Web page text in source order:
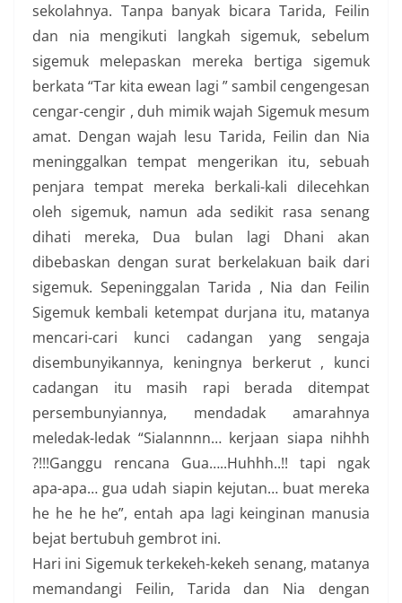
sekolahnya. Tanpa banyak bicara Tarida, Feilin
dan nia mengikuti langkah sigemuk, sebelum
sigemuk melepaskan mereka bertiga sigemuk
berkata “Tar kita ewean lagi ” sambil cengengesan
cengar-cengir , duh mimik wajah Sigemuk mesum
amat. Dengan wajah lesu Tarida, Feilin dan Nia
meninggalkan tempat mengerikan itu, sebuah
penjara tempat mereka berkali-kali dilecehkan
oleh sigemuk, namun ada sedikit rasa senang
dihati mereka, Dua bulan lagi Dhani akan
dibebaskan dengan surat berkelakuan baik dari
sigemuk. Sepeninggalan Tarida , Nia dan Feilin
Sigemuk kembali ketempat durjana itu, matanya
mencari-cari kunci cadangan yang sengaja
disembunyikannya, keningnya berkerut , kunci
cadangan itu masih rapi berada ditempat
persembunyiannya, mendadak amarahnya
meledak-ledak “Sialannnn… kerjaan siapa nihhh
?!!!Ganggu rencana Gua…..Huhhh..!! tapi ngak
apa-apa… gua udah siapin kejutan… buat mereka
he he he he”, entah apa lagi keinginan manusia
bejat bertubuh gembrot ini.
Hari ini Sigemuk terkekeh-kekeh senang, matanya
memandangi Feilin, Tarida dan Nia dengan